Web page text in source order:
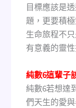
目標應該是
題，更要積
生命旅程不
有意義的靈性
純數6這輩子
純數6若想達
們天生的愛